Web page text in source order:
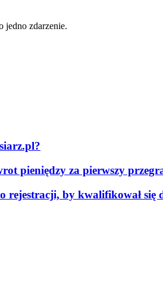
jedno zdarzenie.
pieniędzy za pierwszy
by kwalifikował się